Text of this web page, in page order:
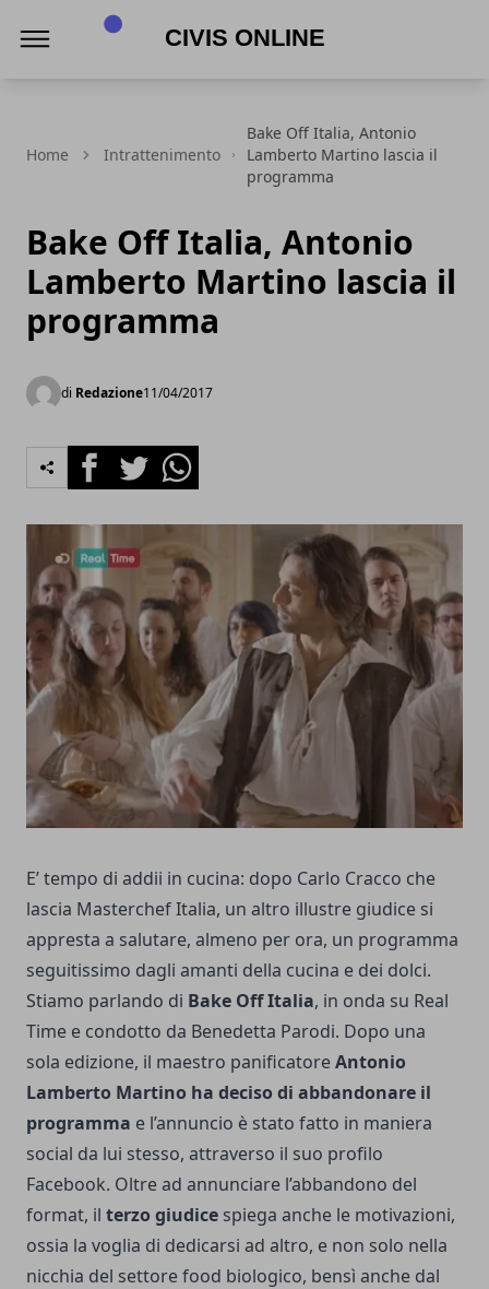
Home Intrattenimento
Bake Off Italia, Antonio
Lamberto Martino lascia il
programma
Bake Off Italia, Antonio
Lamberto Martino lascia il
programma
di Redazione11/04/2017
FacebookTwitterWhatsapp
E’ tempo di addii in cucina: dopo Carlo Cracco che
lascia Masterchef Italia, un altro illustre giudice si
appresta a salutare, almeno per ora, un programma
seguitissimo dagli amanti della cucina e dei dolci.
Stiamo parlando di Bake Off Italia, in onda su Real
Time e condotto da Benedetta Parodi. Dopo una
sola edizione, il maestro panificatoreAntonio
Lamberto Martino ha deciso di abbandonare il
programma e l’annuncio è stato fatto in maniera
social da lui stesso, attraverso il suo profilo
Facebook. Oltre ad annunciare l’abbandono del
format, il terzo giudice spiega anche le motivazioni,
ossia la voglia di dedicarsi ad altro, e non solo nella
nicchia del settore food biologico, bensì anche dal